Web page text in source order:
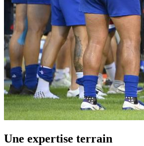
Une expertise terrain